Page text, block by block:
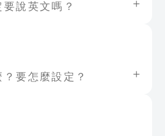
說英文嗎？
要怎麼設定？